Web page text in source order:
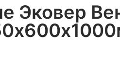
Эковер